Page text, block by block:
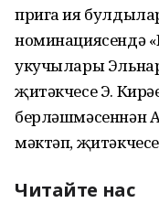
прига ия
номинациясендә
укучылары
җитәкчесе Э.
берләшмәсеннән
мәктәп,
Читайте нас